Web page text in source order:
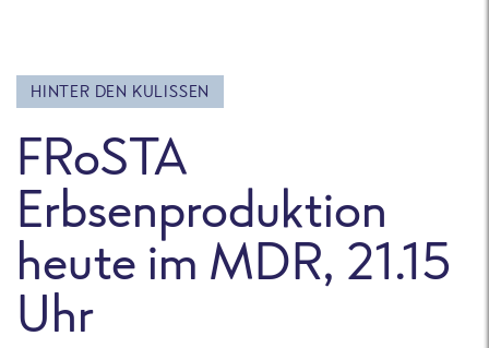
HINTER DEN KULISSEN
Frosta
Erbsenproduktion
heute im MDR, 21.15
Uhr